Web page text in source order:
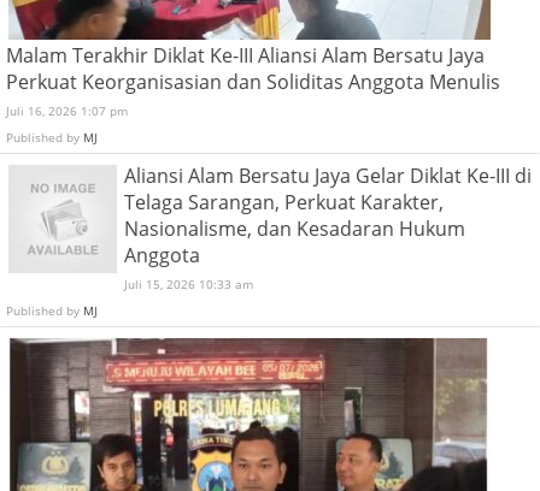
Malam Terakhir Diklat Ke-III Aliansi Alam Bersatu Jaya
Perkuat Keorganisasian dan Soliditas Anggota Menulis
Juli 16, 2026 1:07 pm
Published by MJ
Aliansi Alam Bersatu Jaya Gelar Diklat Ke-III di
Telaga Sarangan, Perkuat Karakter,
Nasionalisme, dan Kesadaran Hukum
Anggota
Juli 15, 2026 10:33 am
Published by MJ